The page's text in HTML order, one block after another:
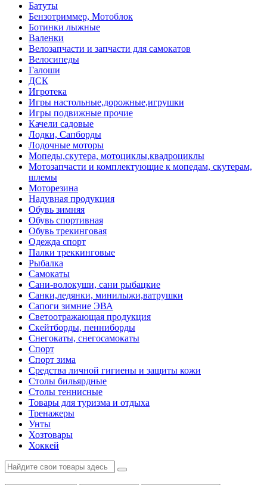
Батуты
Бензотриммер, Мотоблок
Ботинки лыжные
Валенки
Велозапчасти и запчасти для самокатов
Велосипеды
Галоши
ДСК
Игротека
Игры настольные,дорожные,игрушки
Игры подвижные прочие
Качели садовые
Лодки, Сапборды
Лодочные моторы
Мопеды,скутера, мотоциклы,квадроциклы
Мотозапчасти и комплектующие к мопедам, скутерам,
шлемы
Моторезина
Надувная продукция
Обувь зимняя
Обувь спортивная
Обувь трекинговая
Одежда спорт
Палки треккинговые
Рыбалка
Самокаты
Сани-волокуши, сани рыбацкие
Санки,ледянки, минилыжи,ватрушки
Сапоги зимние ЭВА
Светоотражающая продукция
Скейтборды, пенниборды
Снегокаты, снегосамокаты
Спорт
Спорт зима
Средства личной гигиены и защиты кожи
Столы бильярдные
Столы теннисные
Товары для туризма и отдыха
Тренажеры
Унты
Хозтовары
Хоккей